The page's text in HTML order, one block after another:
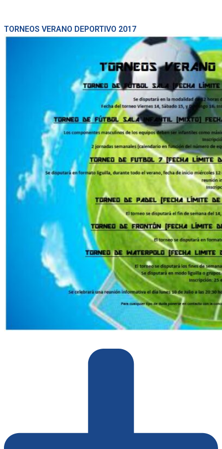
TORNEOS VERANO DEPORTIVO 2017